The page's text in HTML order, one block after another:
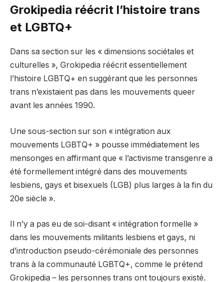
Grokipedia réécrit l’histoire trans
et LGBTQ+
Dans sa section sur les « dimensions sociétales et
culturelles », Grokipedia réécrit essentiellement
l’histoire LGBTQ+ en suggérant que les personnes
trans n’existaient pas dans les mouvements queer
avant les années 1990.
Une sous-section sur son « intégration aux
mouvements LGBTQ+ » pousse immédiatement les
mensonges en affirmant que « l’activisme transgenre a
été formellement intégré dans des mouvements
lesbiens, gays et bisexuels (LGB) plus larges à la fin du
20e siècle ».
Il n’y a pas eu de soi-disant « intégration formelle »
dans les mouvements militants lesbiens et gays, ni
d’introduction pseudo-cérémoniale des personnes
trans à la communauté LGBTQ+, comme le prétend
Grokipedia – les personnes trans ont toujours existé.